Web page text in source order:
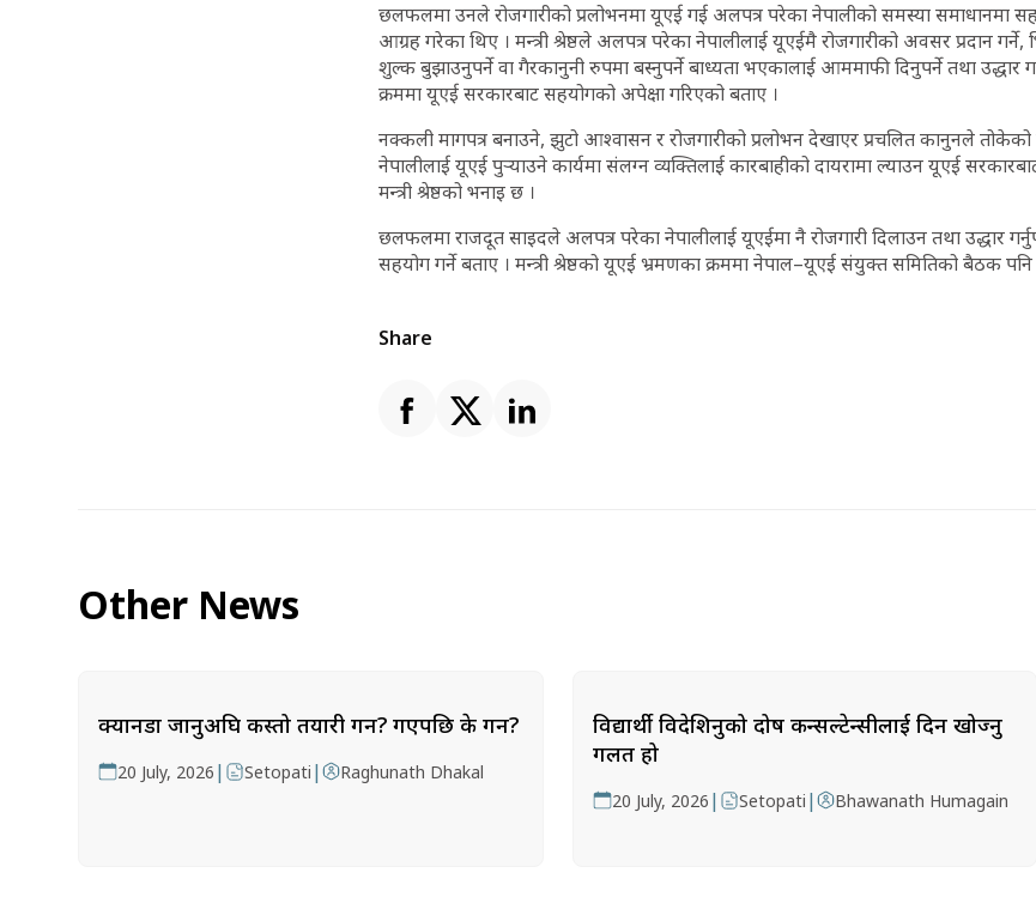
छलफलमा उनले रोजगारीको प्रलोभनमा यूएई गई अलपत्र परेका नेपालीको समस्या समाधानमा
आग्रह गरेका थिए । मन्त्री श्रेष्ठले अलपत्र परेका नेपालीलाई यूएईमै रोजगारीको अवसर प्रदान
शुल्क बुझाउनुपर्ने वा गैरकानुनी रुपमा बस्नुपर्ने बाध्यता भएकालाई आममाफी दिनुपर्ने तथा उद्धार
क्रममा यूएई सरकारबाट सहयोगको अपेक्षा गरिएको बताए ।
नक्कली मागपत्र बनाउने, झुटो आश्वासन र रोजगारीको प्रलोभन देखाएर प्रचलित कानुनले तोकेको
नेपालीलाई यूएई पुर्‍याउने कार्यमा संलग्न व्यक्तिलाई कारबाहीको दायरामा ल्याउन यूएई
मन्त्री श्रेष्ठको भनाइ छ ।
छलफलमा राजदूत साइदले अलपत्र परेका नेपालीलाई यूएईमा नै रोजगारी दिलाउन तथा उद्धार
सहयोग गर्ने बताए । मन्त्री श्रेष्ठको यूएई भ्रमणका क्रममा नेपाल–यूएई संयुक्त समितिको बैठक
Share
Other News
क्यानडा जानुअघि कस्तो तयारी गर्ने? गएपछि के गर्ने?
20 July, 2026 | Setopati | Raghunath Dhakal
विद्यार्थी विदेशिनुको दोष कन्सल्टेन्सीलाई दिन खोज्नु
गलत हो
20 July, 2026 | Setopati | Bhawanath Humagain